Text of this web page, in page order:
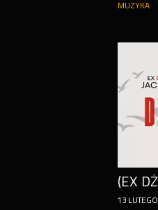
MUZYKA
13 LUTEGO